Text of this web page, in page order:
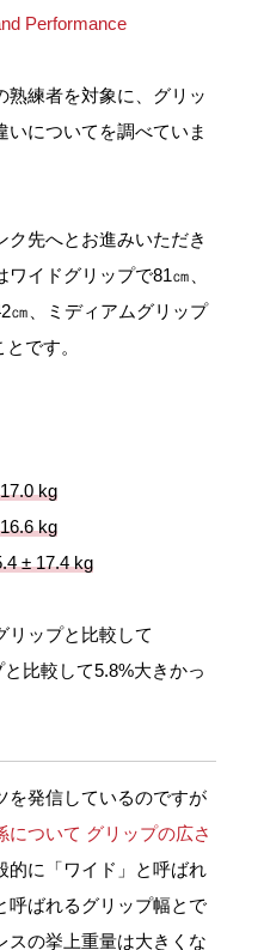
Performance
熟練者を対象に、グリッ
いについてを調べていま
先へとお進みいただき
イドグリップで81㎝、
㎝、ミディアムグリップ
です。
kg
kg
± 17.4 kg
リップと比較して
比較して5.8%大きかっ
を発信しているのですが
ついて グリップの広さ
的に「ワイド」と呼ばれ
呼ばれるグリップ幅とで
スの挙上重量は大きくな